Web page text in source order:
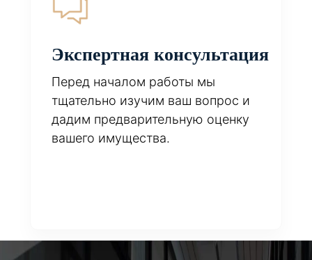
Экспертная консультация
Перед началом работы мы
тщательно изучим ваш вопрос и
дадим предварительную оценку
вашего имущества.